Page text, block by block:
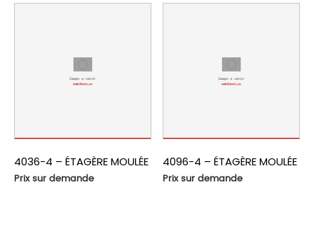
4036-4 – ÉTAGÈRE MOULÉE
Prix sur demande
4096-4 – ÉTAGÈRE MOULÉE
Prix sur demande